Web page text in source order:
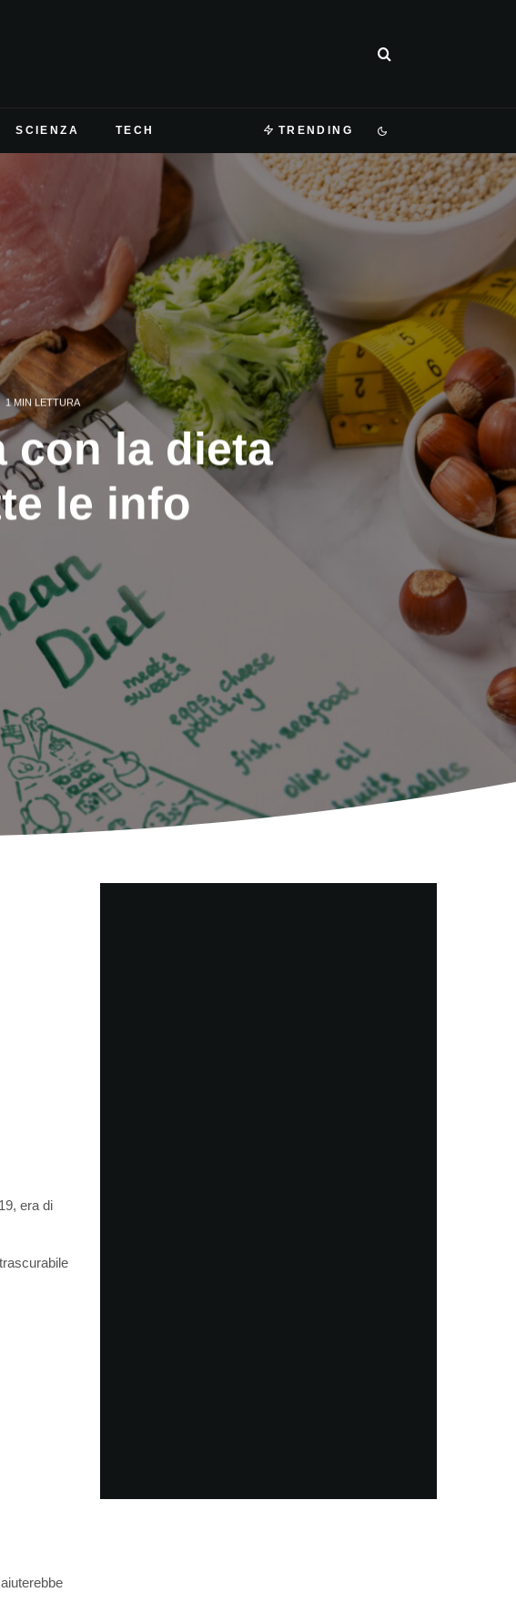
SCIENZA TECH TRENDING
1 MIN LETTURA
con la dieta
le info
era di